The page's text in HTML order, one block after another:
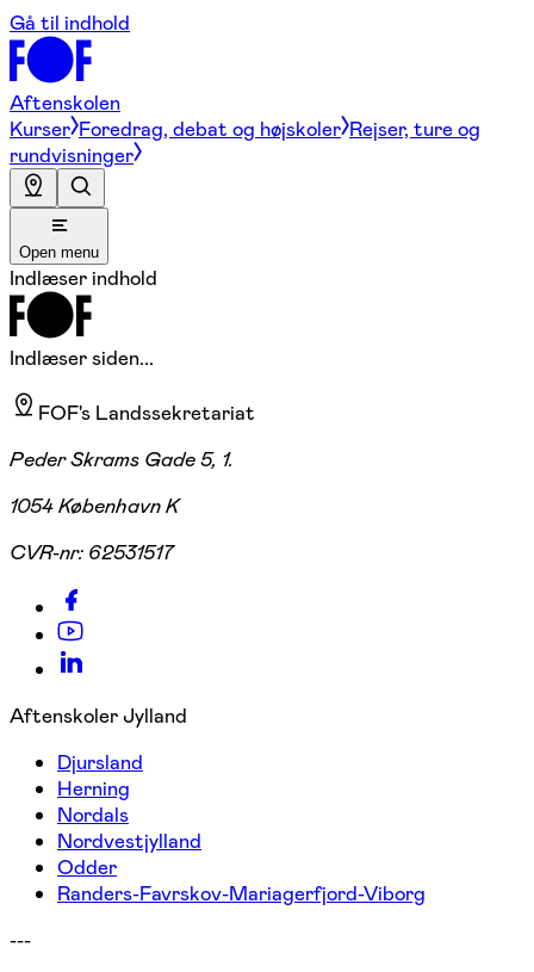
Gå til indhold
Aftenskolen
Kurser Foredrag, debat og højskoler Rejser, ture og
rundvisninger
Open menu
Indlæser indhold
Indlæser siden...
FOF's Landssekretariat
Peder Skrams Gade 5, 1.
1054 København K
CVR-nr: 62531517
Aftenskoler Jylland
Djursland
Herning
Nordals
Nordvestjylland
Odder
Randers-Favrskov-Mariagerfjord-Viborg
---